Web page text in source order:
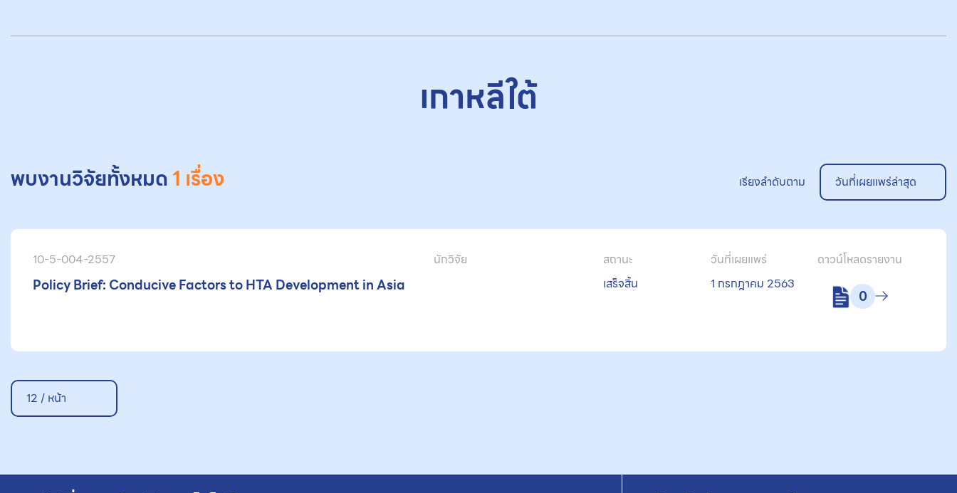
เกาหลีใต้
พบงานวิจัยทั้งหมด1 เรื่อง เรียงลำดับตาม วันที่เผยแพร่ล่าสุด
10-5-004-2557
Policy Brief: Conducive Factors to HTA Development in Asia
นักวิจัย
สถานะ
เสร็จสิ้น
วันที่เผยแพร่
1 กรกฎาคม 2563
ดาวน์โหลดรายงาน
0
12 / หน้า